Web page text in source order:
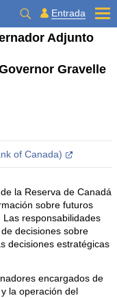
Entrada
Adjunto
Gravelle
of Canada)
la Reserva de Canadá
sobre futuros
responsabilidades
decisiones sobre
decisiones estratégicas
encargados de
la operación del